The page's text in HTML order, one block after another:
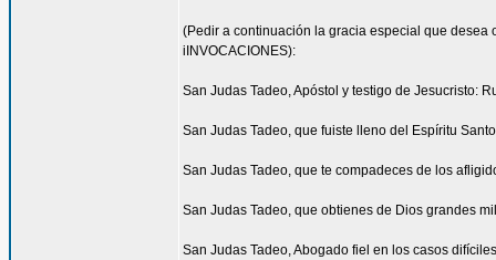
(Pedir a continuación la gracia especial que desea
iINVOCACIONES):
San Judas Tadeo, Apóstol y testigo de Jesucristo:
San Judas Tadeo, que fuiste lleno del Espíritu
San Judas Tadeo, que te compadeces de los
San Judas Tadeo, que obtienes de Dios grandes
San Judas Tadeo, Abogado fiel en los casos